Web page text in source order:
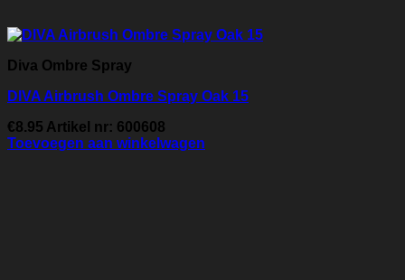
Diva Ombre Spray
DIVA Airbrush Ombre Spray Oak 15
€8.95 Artikel nr: 600608
Toevoegen aan winkelwagen